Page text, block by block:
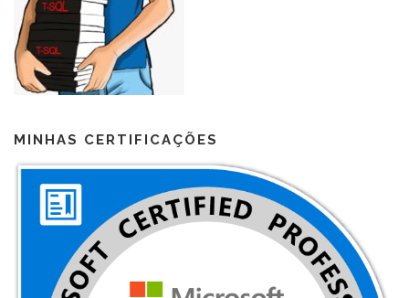
MINHAS CERTIFICAÇÕES